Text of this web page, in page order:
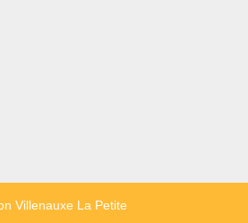
Villenauxe La Petite